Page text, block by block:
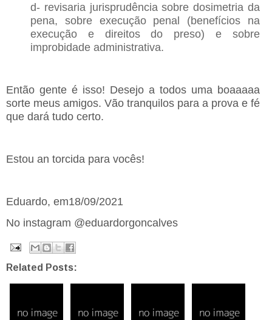
d- revisaria jurisprudência sobre dosimetria da
pena, sobre execução penal (benefícios na
execução e direitos do preso) e sobre
improbidade administrativa.
Então gente é isso! Desejo a todos uma boaaaaa
sorte meus amigos. Vão tranquilos para a prova e fé
que dará tudo certo.
Estou an torcida para vocês!
Eduardo, em18/09/2021
No instagram @eduardorgoncalves
Related Posts: